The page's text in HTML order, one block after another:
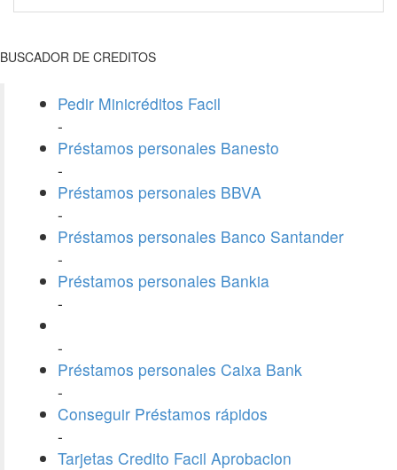
BUSCADOR DE CREDITOS
Pedir Minicréditos Facil
-
Préstamos personales Banesto
-
Préstamos personales BBVA
-
Préstamos personales Banco Santander
-
Préstamos personales Bankia
-
-
Préstamos personales Caixa Bank
-
Conseguir Préstamos rápidos
-
Tarjetas Credito Facil Aprobacion